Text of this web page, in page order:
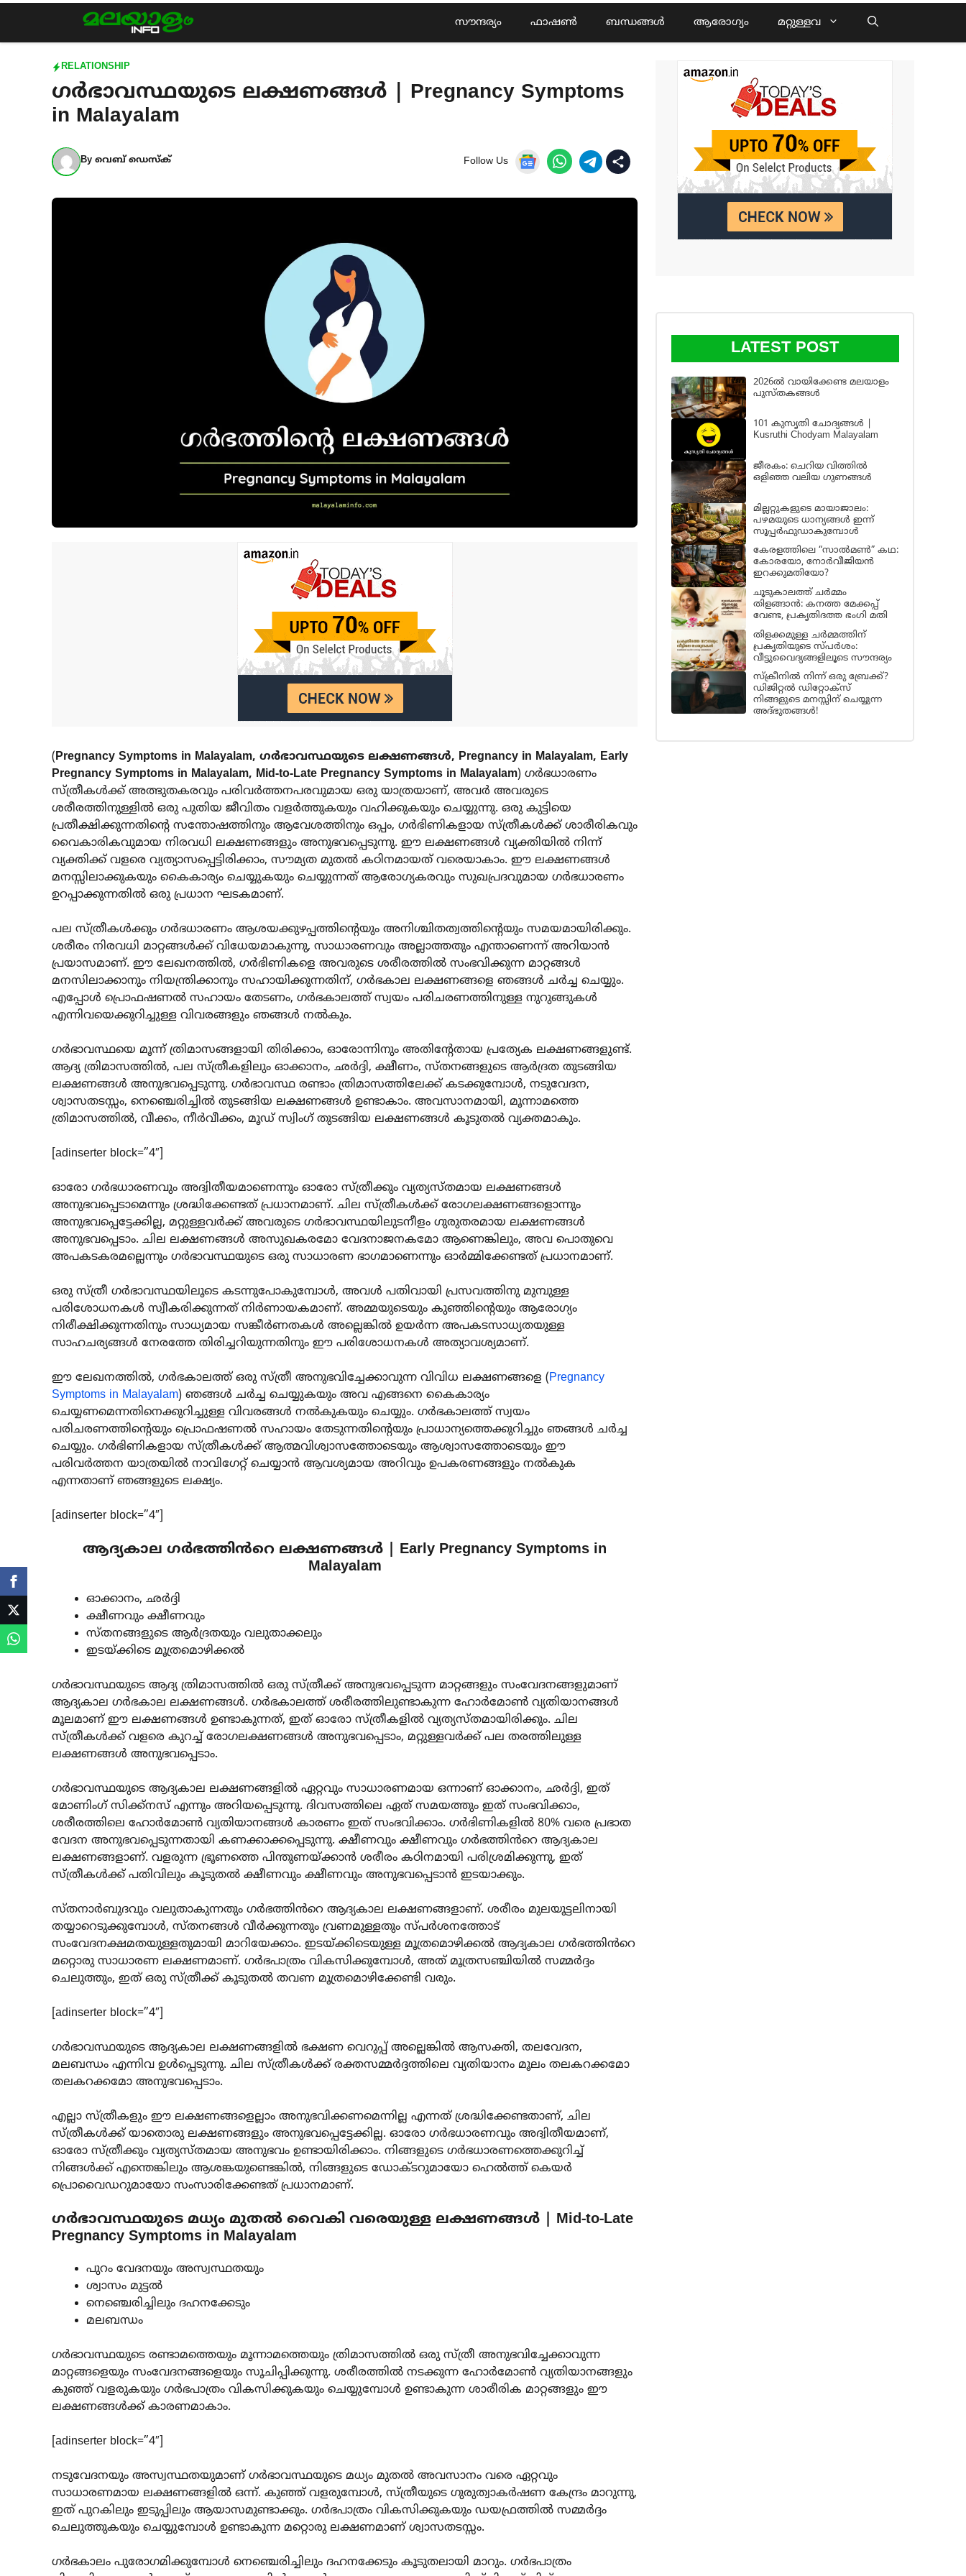
content
സൗന്ദര്യം ഫാഷൺ ബന്ധങ്ങൾ ആരോഗ്യം മറ്റുള്ളവ
RELATIONSHIP
ഗർഭാവസ്ഥയുടെ ലക്ഷണങ്ങൾ | Pregnancy Symptoms
in Malayalam
By വെബ് ഡെസ്ക് Follow Us
(Pregnancy Symptoms in Malayalam, ഗർഭാവസ്ഥയുടെ ലക്ഷണങ്ങൾ, Pregnancy in Malayalam, Early
Pregnancy Symptoms in Malayalam, Mid-to-Late Pregnancy Symptoms in Malayalam) ഗർഭധാരണം
സ്ത്രീകൾക്ക് അത്ഭുതകരവും പരിവർത്തനപരവുമായ ഒരു യാത്രയാണ്, അവർ അവരുടെ
ശരീരത്തിനുള്ളിൽ ഒരു പുതിയ ജീവിതം വളർത്തുകയും വഹിക്കുകയും ചെയ്യുന്നു. ഒരു കുട്ടിയെ
പ്രതീക്ഷിക്കുന്നതിന്റെ സന്തോഷത്തിനും ആവേശത്തിനും ഒപ്പം, ഗർഭിണികളായ സ്ത്രീകൾക്ക് ശാരീരികവും
വൈകാരികവുമായ നിരവധി ലക്ഷണങ്ങളും അനുഭവപ്പെടുന്നു. ഈ ലക്ഷണങ്ങൾ വ്യക്തിയിൽ നിന്ന്
വ്യക്തിക്ക് വളരെ വ്യത്യാസപ്പെട്ടിരിക്കാം, സൗമ്യത മുതൽ കഠിനമായത് വരെയാകാം. ഈ ലക്ഷണങ്ങൾ
മനസ്സിലാക്കുകയും കൈകാര്യം ചെയ്യുകയും ചെയ്യുന്നത് ആരോഗ്യകരവും സുഖപ്രദവുമായ ഗർഭധാരണം
ഉറപ്പാക്കുന്നതിൽ ഒരു പ്രധാന ഘടകമാണ്.
പല സ്ത്രീകൾക്കും ഗർഭധാരണം ആശയക്കുഴപ്പത്തിന്റെയും അനിശ്ചിതത്വത്തിന്റെയും സമയമായിരിക്കും.
ശരീരം നിരവധി മാറ്റങ്ങൾക്ക് വിധേയമാകുന്നു, സാധാരണവും അല്ലാത്തതും എന്താണെന്ന് അറിയാൻ
പ്രയാസമാണ്. ഈ ലേഖനത്തിൽ, ഗർഭിണികളെ അവരുടെ ശരീരത്തിൽ സംഭവിക്കുന്ന മാറ്റങ്ങൾ
മനസിലാക്കാനും നിയന്ത്രിക്കാനും സഹായിക്കുന്നതിന്, ഗർഭകാല ലക്ഷണങ്ങളെ ഞങ്ങൾ ചർച്ച ചെയ്യും.
എപ്പോൾ പ്രൊഫഷണൽ സഹായം തേടണം, ഗർഭകാലത്ത് സ്വയം പരിചരണത്തിനുള്ള നുറുങ്ങുകൾ
എന്നിവയെക്കുറിച്ചുള്ള വിവരങ്ങളും ഞങ്ങൾ നൽകും.
ഗർഭാവസ്ഥയെ മൂന്ന് ത്രിമാസങ്ങളായി തിരിക്കാം, ഓരോന്നിനും അതിന്റേതായ പ്രത്യേക ലക്ഷണങ്ങളുണ്ട്.
ആദ്യ ത്രിമാസത്തിൽ, പല സ്ത്രീകളിലും ഓക്കാനം, ഛർദ്ദി, ക്ഷീണം, സ്തനങ്ങളുടെ ആർദ്രത തുടങ്ങിയ
ലക്ഷണങ്ങൾ അനുഭവപ്പെടുന്നു. ഗർഭാവസ്ഥ രണ്ടാം ത്രിമാസത്തിലേക്ക് കടക്കുമ്പോൾ, നടുവേദന,
ശ്വാസതടസ്സം, നെഞ്ചെരിച്ചിൽ തുടങ്ങിയ ലക്ഷണങ്ങൾ ഉണ്ടാകാം. അവസാനമായി, മൂന്നാമത്തെ
ത്രിമാസത്തിൽ, വീക്കം, നീർവീക്കം, മൂഡ് സ്വിംഗ് തുടങ്ങിയ ലക്ഷണങ്ങൾ കൂടുതൽ വ്യക്തമാകും.
[adinserter block=”4″]
ഓരോ ഗർഭധാരണവും അദ്വിതീയമാണെന്നും ഓരോ സ്ത്രീക്കും വ്യത്യസ്തമായ ലക്ഷണങ്ങൾ
അനുഭവപ്പെടാമെന്നും ശ്രദ്ധിക്കേണ്ടത് പ്രധാനമാണ്. ചില സ്ത്രീകൾക്ക് രോഗലക്ഷണങ്ങളൊന്നും
അനുഭവപ്പെട്ടേക്കില്ല, മറ്റുള്ളവർക്ക് അവരുടെ ഗർഭാവസ്ഥയിലുടനീളം ഗുരുതരമായ ലക്ഷണങ്ങൾ
അനുഭവപ്പെടാം. ചില ലക്ഷണങ്ങൾ അസുഖകരമോ വേദനാജനകമോ ആണെങ്കിലും, അവ പൊതുവെ
അപകടകരമല്ലെന്നും ഗർഭാവസ്ഥയുടെ ഒരു സാധാരണ ഭാഗമാണെന്നും ഓർമ്മിക്കേണ്ടത് പ്രധാനമാണ്.
ഒരു സ്ത്രീ ഗർഭാവസ്ഥയിലൂടെ കടന്നുപോകുമ്പോൾ, അവൾ പതിവായി പ്രസവത്തിനു മുമ്പുള്ള
പരിശോധനകൾ സ്വീകരിക്കുന്നത് നിർണായകമാണ്. അമ്മയുടെയും കുഞ്ഞിന്റെയും ആരോഗ്യം
നിരീക്ഷിക്കുന്നതിനും സാധ്യമായ സങ്കീർണതകൾ അല്ലെങ്കിൽ ഉയർന്ന അപകടസാധ്യതയുള്ള
സാഹചര്യങ്ങൾ നേരത്തേ തിരിച്ചറിയുന്നതിനും ഈ പരിശോധനകൾ അത്യാവശ്യമാണ്.
ഈ ലേഖനത്തിൽ, ഗർഭകാലത്ത് ഒരു സ്ത്രീ അനുഭവിച്ചേക്കാവുന്ന വിവിധ ലക്ഷണങ്ങളെ (Pregnancy
Symptoms in Malayalam) ഞങ്ങൾ ചർച്ച ചെയ്യുകയും അവ എങ്ങനെ കൈകാര്യം
ചെയ്യണമെന്നതിനെക്കുറിച്ചുള്ള വിവരങ്ങൾ നൽകുകയും ചെയ്യും. ഗർഭകാലത്ത് സ്വയം
പരിചരണത്തിന്റെയും പ്രൊഫഷണൽ സഹായം തേടുന്നതിന്റെയും പ്രാധാന്യത്തെക്കുറിച്ചും ഞങ്ങൾ ചർച്ച
ചെയ്യും. ഗർഭിണികളായ സ്ത്രീകൾക്ക് ആത്മവിശ്വാസത്തോടെയും ആശ്വാസത്തോടെയും ഈ
പരിവർത്തന യാത്രയിൽ നാവിഗേറ്റ് ചെയ്യാൻ ആവശ്യമായ അറിവും ഉപകരണങ്ങളും നൽകുക
എന്നതാണ് ഞങ്ങളുടെ ലക്ഷ്യം.
[adinserter block=”4″]
ആദ്യകാല ഗർഭത്തിൻറെ ലക്ഷണങ്ങൾ | Early Pregnancy Symptoms in
Malayalam
ഓക്കാനം, ഛർദ്ദി
ക്ഷീണവും ക്ഷീണവും
സ്തനങ്ങളുടെ ആർദ്രതയും വലുതാക്കലും
ഇടയ്ക്കിടെ മൂത്രമൊഴിക്കൽ
ഗർഭാവസ്ഥയുടെ ആദ്യ ത്രിമാസത്തിൽ ഒരു സ്ത്രീക്ക് അനുഭവപ്പെടുന്ന മാറ്റങ്ങളും സംവേദനങ്ങളുമാണ്
ആദ്യകാല ഗർഭകാല ലക്ഷണങ്ങൾ. ഗർഭകാലത്ത് ശരീരത്തിലുണ്ടാകുന്ന ഹോർമോൺ വ്യതിയാനങ്ങൾ
മൂലമാണ് ഈ ലക്ഷണങ്ങൾ ഉണ്ടാകുന്നത്, ഇത് ഓരോ സ്ത്രീകളിൽ വ്യത്യസ്തമായിരിക്കും. ചില
സ്ത്രീകൾക്ക് വളരെ കുറച്ച് രോഗലക്ഷണങ്ങൾ അനുഭവപ്പെടാം, മറ്റുള്ളവർക്ക് പല തരത്തിലുള്ള
ലക്ഷണങ്ങൾ അനുഭവപ്പെടാം.
ഗർഭാവസ്ഥയുടെ ആദ്യകാല ലക്ഷണങ്ങളിൽ ഏറ്റവും സാധാരണമായ ഒന്നാണ് ഓക്കാനം, ഛർദ്ദി, ഇത്
മോണിംഗ് സിക്ക്നസ് എന്നും അറിയപ്പെടുന്നു. ദിവസത്തിലെ ഏത് സമയത്തും ഇത് സംഭവിക്കാം,
ശരീരത്തിലെ ഹോർമോൺ വ്യതിയാനങ്ങൾ കാരണം ഇത് സംഭവിക്കാം. ഗർഭിണികളിൽ 80% വരെ പ്രഭാത
വേദന അനുഭവപ്പെടുന്നതായി കണക്കാക്കപ്പെടുന്നു. ക്ഷീണവും ക്ഷീണവും ഗർഭത്തിൻറെ ആദ്യകാല
ലക്ഷണങ്ങളാണ്. വളരുന്ന ഭ്രൂണത്തെ പിന്തുണയ്ക്കാൻ ശരീരം കഠിനമായി പരിശ്രമിക്കുന്നു, ഇത്
സ്ത്രീകൾക്ക് പതിവിലും കൂടുതൽ ക്ഷീണവും ക്ഷീണവും അനുഭവപ്പെടാൻ ഇടയാക്കും.
സ്തനാർബുദവും വലുതാകുന്നതും ഗർഭത്തിൻറെ ആദ്യകാല ലക്ഷണങ്ങളാണ്. ശരീരം മുലയൂട്ടലിനായി
തയ്യാറെടുക്കുമ്പോൾ, സ്തനങ്ങൾ വീർക്കുന്നതും വ്രണമുള്ളതും സ്പർശനത്തോട്
സംവേദനക്ഷമതയുള്ളതുമായി മാറിയേക്കാം. ഇടയ്ക്കിടെയുള്ള മൂത്രമൊഴിക്കൽ ആദ്യകാല ഗർഭത്തിൻറെ
മറ്റൊരു സാധാരണ ലക്ഷണമാണ്. ഗർഭപാത്രം വികസിക്കുമ്പോൾ, അത് മൂത്രസഞ്ചിയിൽ സമ്മർദ്ദം
ചെലുത്തും, ഇത് ഒരു സ്ത്രീക്ക് കൂടുതൽ തവണ മൂത്രമൊഴിക്കേണ്ടി വരും.
[adinserter block=”4″]
ഗർഭാവസ്ഥയുടെ ആദ്യകാല ലക്ഷണങ്ങളിൽ ഭക്ഷണ വെറുപ്പ് അല്ലെങ്കിൽ ആസക്തി, തലവേദന,
മലബന്ധം എന്നിവ ഉൾപ്പെടുന്നു. ചില സ്ത്രീകൾക്ക് രക്തസമ്മർദ്ദത്തിലെ വ്യതിയാനം മൂലം തലകറക്കമോ
തലകറക്കമോ അനുഭവപ്പെടാം.
എല്ലാ സ്ത്രീകളും ഈ ലക്ഷണങ്ങളെല്ലാം അനുഭവിക്കണമെന്നില്ല എന്നത് ശ്രദ്ധിക്കേണ്ടതാണ്, ചില
സ്ത്രീകൾക്ക് യാതൊരു ലക്ഷണങ്ങളും അനുഭവപ്പെട്ടേക്കില്ല. ഓരോ ഗർഭധാരണവും അദ്വിതീയമാണ്,
ഓരോ സ്ത്രീക്കും വ്യത്യസ്തമായ അനുഭവം ഉണ്ടായിരിക്കാം. നിങ്ങളുടെ ഗർഭധാരണത്തെക്കുറിച്ച്
നിങ്ങൾക്ക് എന്തെങ്കിലും ആശങ്കയുണ്ടെങ്കിൽ, നിങ്ങളുടെ ഡോക്ടറുമായോ ഹെൽത്ത് കെയർ
പ്രൊവൈഡറുമായോ സംസാരിക്കേണ്ടത് പ്രധാനമാണ്.
ഗർഭാവസ്ഥയുടെ മധ്യം മുതൽ വൈകി വരെയുള്ള ലക്ഷണങ്ങൾ | Mid-to-Late
Pregnancy Symptoms in Malayalam
പുറം വേദനയും അസ്വസ്ഥതയും
ശ്വാസം മുട്ടൽ
നെഞ്ചെരിച്ചിലും ദഹനക്കേടും
മലബന്ധം
ഗർഭാവസ്ഥയുടെ രണ്ടാമത്തെയും മൂന്നാമത്തെയും ത്രിമാസത്തിൽ ഒരു സ്ത്രീ അനുഭവിച്ചേക്കാവുന്ന
മാറ്റങ്ങളെയും സംവേദനങ്ങളെയും സൂചിപ്പിക്കുന്നു. ശരീരത്തിൽ നടക്കുന്ന ഹോർമോൺ വ്യതിയാനങ്ങളും
കുഞ്ഞ് വളരുകയും ഗർഭപാത്രം വികസിക്കുകയും ചെയ്യുമ്പോൾ ഉണ്ടാകുന്ന ശാരീരിക മാറ്റങ്ങളും ഈ
ലക്ഷണങ്ങൾക്ക് കാരണമാകാം.
[adinserter block=”4″]
നടുവേദനയും അസ്വസ്ഥതയുമാണ് ഗർഭാവസ്ഥയുടെ മധ്യം മുതൽ അവസാനം വരെ ഏറ്റവും
സാധാരണമായ ലക്ഷണങ്ങളിൽ ഒന്ന്. കുഞ്ഞ് വളരുമ്പോൾ, സ്ത്രീയുടെ ഗുരുത്വാകർഷണ കേന്ദ്രം മാറുന്നു,
ഇത് പുറകിലും ഇടുപ്പിലും ആയാസമുണ്ടാക്കും. ഗർഭപാത്രം വികസിക്കുകയും ഡയഫ്രത്തിൽ സമ്മർദ്ദം
ചെലുത്തുകയും ചെയ്യുമ്പോൾ ഉണ്ടാകുന്ന മറ്റൊരു ലക്ഷണമാണ് ശ്വാസതടസ്സം.
ഗർഭകാലം പുരോഗമിക്കുമ്പോൾ നെഞ്ചെരിച്ചിലും ദഹനക്കേടും കൂടുതലായി മാറും. ഗർഭപാത്രം
LATEST POST
2026ൽ വായിക്കേണ്ട മലയാളം
പുസ്തകങ്ങൾ
101 കുസൃതി ചോദ്യങ്ങൾ |
Kusruthi Chodyam Malayalam
ജീരകം: ചെറിയ വിത്തിൽ
ഒളിഞ്ഞ വലിയ ഗുണങ്ങൾ
മില്ലറ്റുകളുടെ മായാജാലം:
പഴമയുടെ ധാന്യങ്ങൾ ഇന്ന്
സൂപ്പർഫുഡാകുമ്പോൾ
കേരളത്തിലെ “സാൽമൺ” കഥ:
കോരയോ, നോർവീജിയൻ
ഇറക്കുമതിയോ?
ചൂടുകാലത്ത് ചർമ്മം
തിളങ്ങാൻ: കനത്ത മേക്കപ്പ്
വേണ്ട, പ്രകൃതിദത്ത ഭംഗി മതി
തിളക്കമുള്ള ചർമ്മത്തിന്
പ്രകൃതിയുടെ സ്പർശം:
വീട്ടുവൈദ്യങ്ങളിലൂടെ സൗന്ദര്യം
സ്ക്രീനിൽ നിന്ന് ഒരു ബ്രേക്ക്?
ഡിജിറ്റൽ ഡിറ്റോക്സ്
നിങ്ങളുടെ മനസ്സിന് ചെയ്യുന്ന
അദ്ഭുതങ്ങൾ!